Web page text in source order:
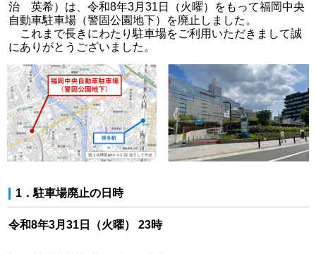
治 英希）は、令和8年3月31日（火曜）をもって福岡中央
自動車駐車場（警固公園地下）を廃止しました。
これまで長きにわたり駐車場をご利用いただきまして誠
にありがとうございました。
1．駐車場廃止の日時
令和8年3月31日（火曜） 23時